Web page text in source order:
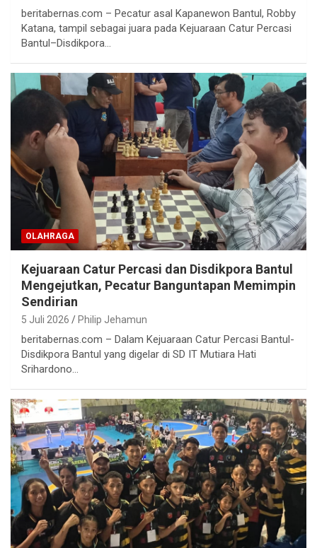
beritabernas.com – Pecatur asal Kapanewon Bantul, Robby
Katana, tampil sebagai juara pada Kejuaraan Catur Percasi
Bantul–Disdikpora…
OLAHRAGA
Kejuaraan Catur Percasi dan Disdikpora Bantul
Mengejutkan, Pecatur Banguntapan Memimpin
Sendirian
5 Juli 2026 Philip Jehamun
beritabernas.com – Dalam Kejuaraan Catur Percasi Bantul-
Disdikpora Bantul yang digelar di SD IT Mutiara Hati
Srihardono…